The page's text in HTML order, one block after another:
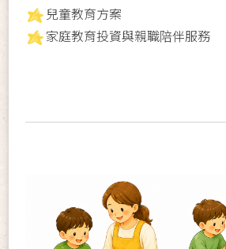
兒童教育方案
家庭教育投資與親職陪伴服務